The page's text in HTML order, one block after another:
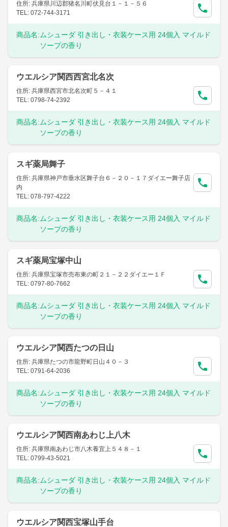
住所: 兵庫県川辺郡猪名川町伏見台１－１－５６
TEL: 072-744-3171
商品名: ムシューダ 引き出し・衣装ケース用 24個入 マイルド
ソープの香り
ウエルシア関西西宮北名次
住所: 兵庫県西宮市北名次町５－４１
TEL: 0798-74-2392
商品名: ムシューダ 引き出し・衣装ケース用 24個入 マイルド
ソープの香り
スギ薬局舞子
住所: 兵庫県神戸市垂水区舞子台６－２０－１７ダイエー舞子店
内
TEL: 078-797-4222
商品名: ムシューダ 引き出し・衣装ケース用 24個入 マイルド
ソープの香り
スギ薬局宝塚中山
住所: 兵庫県宝塚市売布東の町２１－２２ダイエー１Ｆ
TEL: 0797-80-7662
商品名: ムシューダ 引き出し・衣装ケース用 24個入 マイルド
ソープの香り
ウエルシア関西たつの日山
住所: 兵庫県たつの市龍野町日山４０－３
TEL: 0791-64-2036
商品名: ムシューダ 引き出し・衣装ケース用 24個入 マイルド
ソープの香り
ウエルシア関西南あわじ上八木
住所: 兵庫県南あわじ市八木養宜上５４８－１
TEL: 0799-43-5021
商品名: ムシューダ 引き出し・衣装ケース用 24個入 マイルド
ソープの香り
ウエルシア関西宝塚山手台